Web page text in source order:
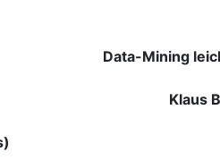
Data-Mining
Klaus